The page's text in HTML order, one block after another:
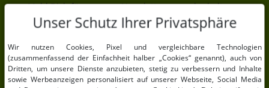
Meld Dich für unseren Newsletter an und erhalte
Deine 7% Extra-Rabatt.
Deine E-Mail-Adresse hier
Anmelden
Unser Schutz Ihrer Privatsphäre
Wir nutzen Cookies, Pixel und vergleichbare Technologien
(zusammenfassend der Einfachheit halber „Cookies“ genannt), auch von
Dritten, um unsere Dienste anzubieten, stetig zu verbessern und Inhalte
sowie Werbeanzeigen personalisiert auf unserer Webseite, Social Media